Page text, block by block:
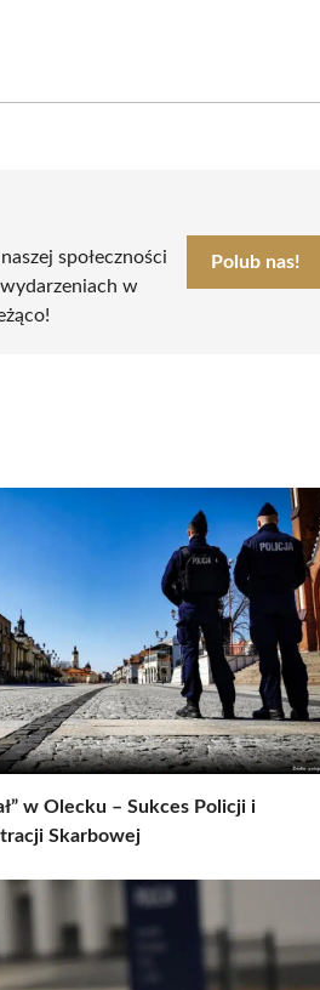
społeczności
w
Polub nas!
w Olecku – Sukces Policji i
Skarbowej